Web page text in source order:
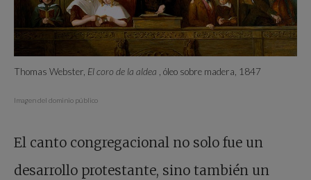
Thomas Webster, El coro de la aldea , óleo sobre madera, 1847
Imagen del dominio público
El canto congregacional no solo fue un
desarrollo protestante, sino también un